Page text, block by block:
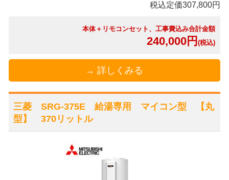
税込定価307,800円
本体＋リモコンセット、工事費込み合計金額
240,000円 (税込)
→ 詳しくみる
三菱 SRG-375E 給湯専用 マイコン型 【丸
型】 370リットル